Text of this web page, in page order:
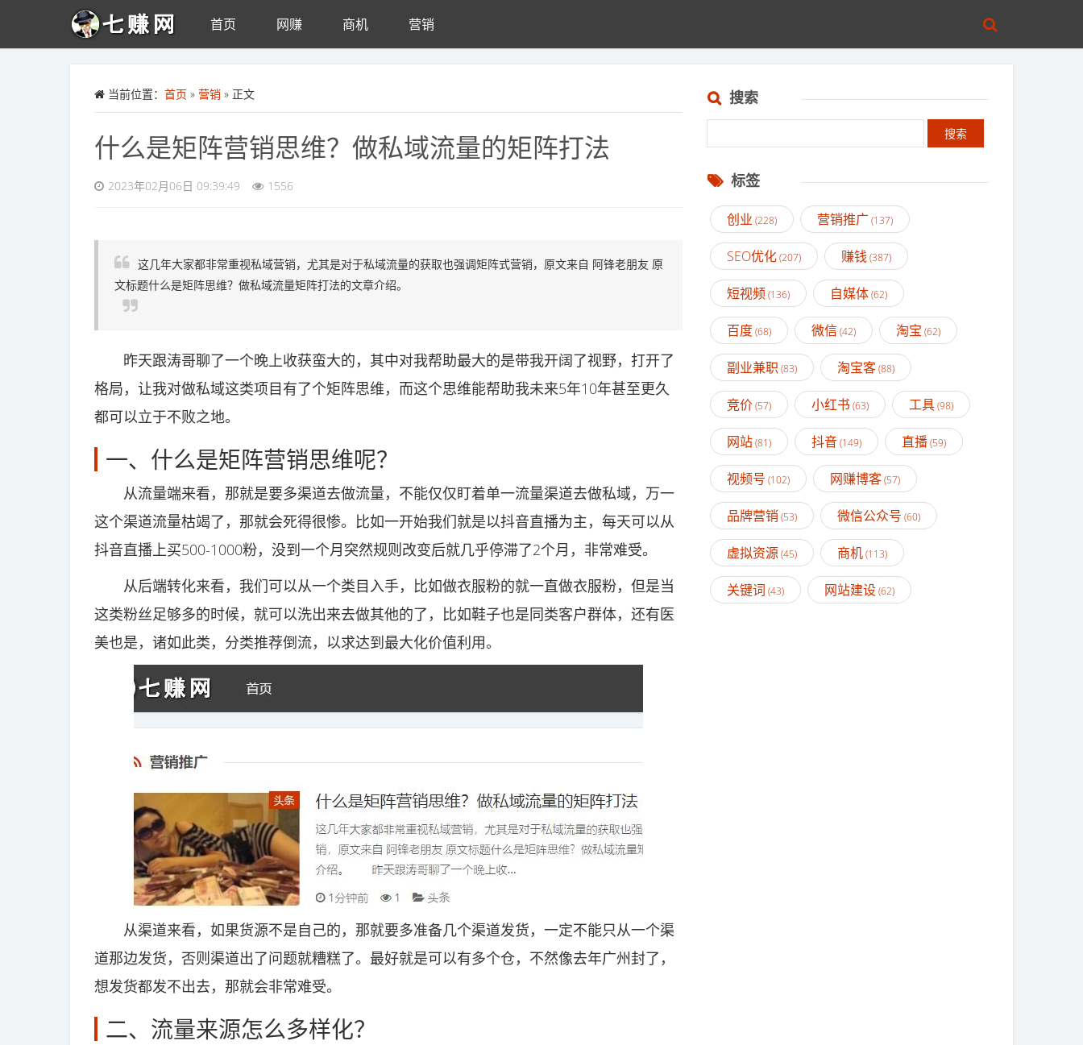
首页 网赚 商机 营销
当前位置： 首页 » 营销 » 正文
什么是矩阵营销思维？做私域流量的矩阵打法
2023年02月06日 09:39:49 1556
这几年大家都非常重视私域营销，尤其是对于私域流量的获取也强调矩阵式营销，原文来自 阿锋老朋友 原
文标题什么是矩阵思维？做私域流量矩阵打法的文章介绍。
昨天跟涛哥聊了一个晚上收获蛮大的，其中对我帮助最大的是带我开阔了视野，打开了
格局，让我对做私域这类项目有了个矩阵思维，而这个思维能帮助我未来5年10年甚至更久
都可以立于不败之地。
一、什么是矩阵营销思维呢？
从流量端来看，那就是要多渠道去做流量，不能仅仅盯着单一流量渠道去做私域，万一
这个渠道流量枯竭了，那就会死得很惨。比如一开始我们就是以抖音直播为主，每天可以从
抖音直播上买500-1000粉，没到一个月突然规则改变后就几乎停滞了2个月，非常难受。
从后端转化来看，我们可以从一个类目入手，比如做衣服粉的就一直做衣服粉，但是当
这类粉丝足够多的时候，就可以洗出来去做其他的了，比如鞋子也是同类客户群体，还有医
美也是，诸如此类，分类推荐倒流，以求达到最大化价值利用。
从渠道来看，如果货源不是自己的，那就要多准备几个渠道发货，一定不能只从一个渠
道那边发货，否则渠道出了问题就糟糕了。最好就是可以有多个仓，不然像去年广州封了，
想发货都发不出去，那就会非常难受。
二、流量来源怎么多样化？
搜索
标签
创业 (228) 营销推广 (137)
SEO优化(207) 赚钱(387)
短视频(136) 自媒体(62)
百度(68) 微信(42) 淘宝 (62)
副业兼职 (83) 淘宝客(88)
竞价(57) 小红书 (63) 工具(98)
网站(81) 抖音(149) 直播(59)
视频号 (102) 网赚博客(57)
品牌营销 (53) 微信公众号 (60)
虚拟资源(45) 商机(113)
关键词 (43) 网站建设(62)